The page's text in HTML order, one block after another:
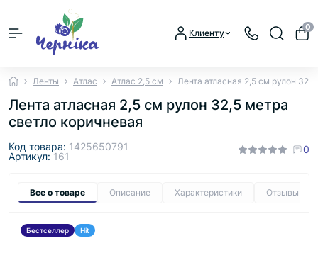
Клиенту
0
Ленты Атлас Атлас 2,5 см Лента атласная 2,5 см рулон
Лента атласная 2,5 см рулон 32,5 метра
светло коричневая
Код товара: 1425650791
Артикул:161
0
Все о товаре Описание Характеристики Отзывы
Бестселлер Hit